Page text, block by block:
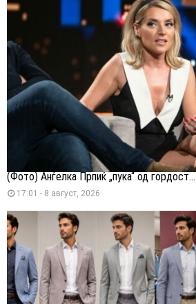
(Фото) Анѓелка Прпиќ „пука“ од гордост...
17:01 - 8 август, 2026